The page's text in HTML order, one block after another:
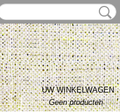
UW WINKELWAGEN
Geen producten(0)